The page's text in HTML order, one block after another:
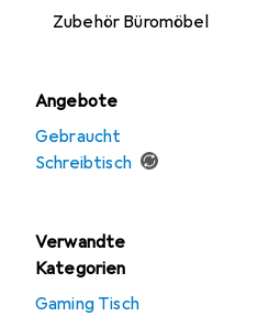
Zubehör Büromöbel
Angebote
Gebraucht
Schreibtisch
Verwandte
Kategorien
Gaming Tisch